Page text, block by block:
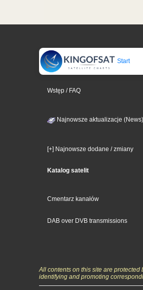
Start
Wstęp / FAQ
Najnowsze aktualizacje (News)
[+] Najnowsze dodane / zmiany
Katalog satelit
Cmentarz kanałów
DAB over DVB transmissions
All contents on this site are
identifying and promoting